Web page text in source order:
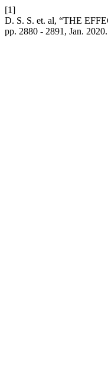
[1]
D. S. S. et. al, “THE
pp. 2880 - 2891, Jan. 2020.